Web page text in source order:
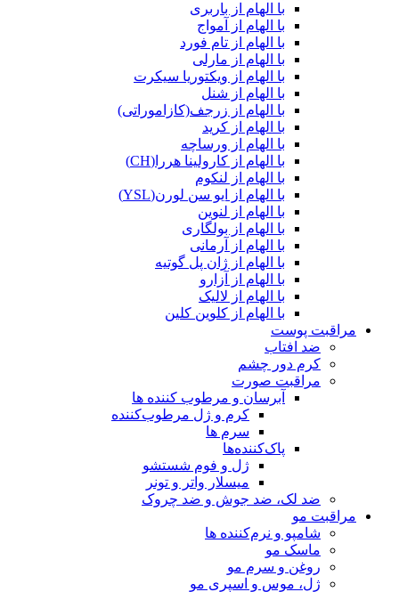
با الهام از باربری
با الهام از آمواج
با الهام از تام فورد
با الهام از مارلی
با الهام از ویکتوریا سیکرت
با الهام از شنل
با الهام از زرجف(کازاموراتی)
با الهام از کرید
با الهام از ورساچه
با الهام از کارولینا هررا(CH)
با الهام از لنکوم
با الهام از ایو سن لورن(YSL)
با الهام از لنوین
با الهام از بولگاری
با الهام از آرمانی
با الهام از ژان پل گوتیه
با الهام از آزارو
با الهام از لالیک
با الهام از کلوین کلین
مراقبت پوست
ضد افتاب
کرم دور چشم
مراقبت صورت
آبرسان و مرطوب کننده ها
کرم و ژل مرطوب‌کننده
سرم ها
پاک‌کننده‌ها
ژل و فوم شستشو
میسلار واتر و تونر
ضد لک، ضد جوش و ضد چروک
مراقبت مو
شامپو و نرم‌کننده ها
ماسک مو
روغن و سرم مو
ژل، موس و اسپری مو